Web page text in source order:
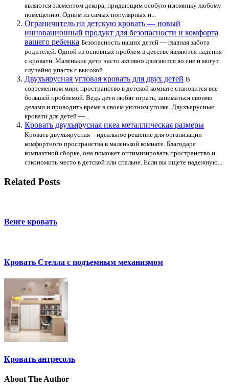
являются элементом декора, придающим особую изюминку любому
помещению. Одним из самых популярных и...
Ограничитель на детскую кровать — новый
инновационный продукт для безопасности и комфорта
вашего ребенка Безопасность наших детей — главная забота
родителей. Одной из основных проблем в детстве являются падения
с кровати. Маленькие дети часто активно двигаются во сне и могут
случайно упасть с высокой...
Двухъярусная угловая кровать для двух детей В
современном мире пространство в детской комнате становится все
большей проблемой. Ведь дети любят играть, заниматься своими
делами и проводить время в своем уютном уголке. Двухъярусные
кровати для детей —...
Кровать двухъярусная икеа металлическая размеры
Кровать двухъярусная – идеальное решение для организации
комфортного пространства в маленькой комнате. Благодаря
компактной сборке, она поможет оптимизировать пространство и
сэкономить место в детской или спальне. Если вы ищете надежную...
Related Posts
Венге кровать
Кровать Стелла с подъемным механизмом
Кровать антресоль
About The Author